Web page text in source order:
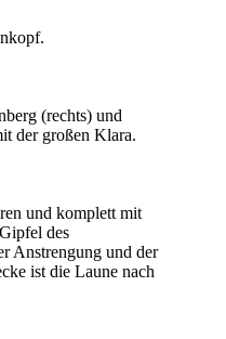
(rechts) und
der großen Klara.
und komplett mit
des
Anstrengung und der
ist die Laune nach